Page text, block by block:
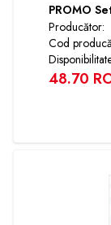
PROMO
Producător:
Cod
48.70